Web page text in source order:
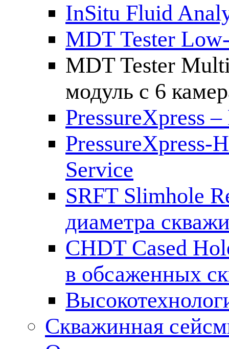
InSitu Fluid
MDT Tester
MDT Tester
модуль с 6
PressureXpress
PressureXpress-
Service
SRFT Slimhole
диаметра
CHDT Cased
в обсаженных
Скважинная